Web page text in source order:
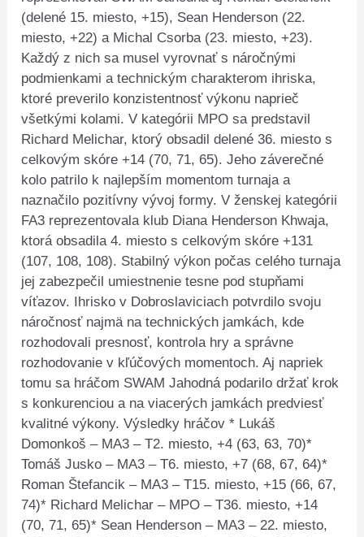
(delené 15. miesto, +15), Sean Henderson (22.
miesto, +22) a Michal Csorba (23. miesto, +23).
Každý z nich sa musel vyrovnať s náročnými
podmienkami a technickým charakterom ihriska,
ktoré preverilo konzistentnosť výkonu naprieč
všetkými kolami. V kategórii MPO sa predstavil
Richard Melichar, ktorý obsadil delené 36. miesto s
celkovým skóre +14 (70, 71, 65). Jeho záverečné
kolo patrilo k najlepším momentom turnaja a
naznačilo pozitívny vývoj formy. V ženskej kategórii
FA3 reprezentovala klub Diana Henderson Khwaja,
ktorá obsadila 4. miesto s celkovým skóre +131
(107, 108, 108). Stabilný výkon počas celého turnaja
jej zabezpečil umiestnenie tesne pod stupňami
víťazov. Ihrisko v Dobroslaviciach potvrdilo svoju
náročnosť najmä na technických jamkách, kde
rozhodovali presnosť, kontrola hry a správne
rozhodovanie v kľúčových momentoch. Aj napriek
tomu sa hráčom SWAM Jahodná podarilo držať krok
s konkurenciou a na viacerých jamkách predviesť
kvalitné výkony. Výsledky hráčov * Lukáš
Domonkoš – MA3 – T2. miesto, +4 (63, 63, 70)*
Tomáš Jusko – MA3 – T6. miesto, +7 (68, 67, 64)*
Roman Štefancik – MA3 – T15. miesto, +15 (66, 67,
74)* Richard Melichar – MPO – T36. miesto, +14
(70, 71, 65)* Sean Henderson – MA3 – 22. miesto,